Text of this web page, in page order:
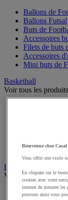
Ballons de
Ballons Futsal
Buts de
Accessoires
Filets de buts
Accessoires
Mini buts de
Basketball
Voir tous les produits
Paniers de
Handball
Voir tous les produits
Ballons de
Bienvenue chez
Vous offrir une visite
En cliquant sur le
cookies avec votre
internet de mesurer les
pouvons ainsi vous